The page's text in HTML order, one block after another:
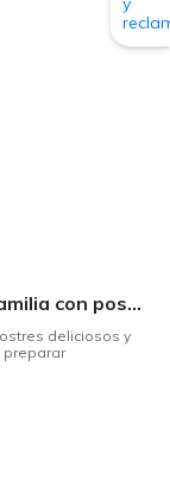
¡Dulce y Saludable! Consienta a su familia con postres deliciosos y sin culpas
deliciosos y
preparar